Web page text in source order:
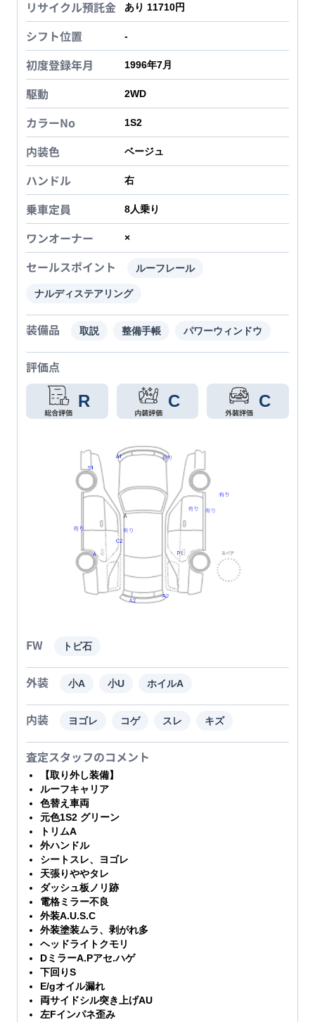
リサイクル預託金 あり 11710円
シフト位置 -
初度登録年月 1996年7月
駆動 2WD
カラーNo 1S2
内装色 ベージュ
ハンドル 右
乗車定員 8人乗り
ワンオーナー ×
セールスポイント ルーフレール
ナルディステアリング
装備品 取説 整備手帳 パワーウィンドウ
評価点
R C C
FW トビ石
外装 小A 小U ホイルA
内装 ヨゴレ コゲ スレ キズ
査定スタッフのコメント
【取り外し装備】
ルーフキャリア
色替え車両
元色1S2 グリーン
トリムA
外ハンドル
シートスレ、ヨゴレ
天張りややタレ
ダッシュ板ノリ跡
電格ミラー不良
外装A.U.S.C
外装塗装ムラ、剥がれ多
ヘッドライトクモリ
DミラーA.Pアセ.ハゲ
下回りS
E/gオイル漏れ
両サイドシル突き上げAU
左Fインパネ歪み